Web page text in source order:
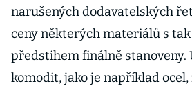
narušených dodavatelských
ceny některých materiálů s
předstihem finálně stanoveny.
komodit, jako je například ocel,